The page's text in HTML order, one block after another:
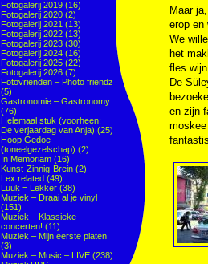
Fotogalerij 2019 (16)
Fotogalerij 2020 (2)
Fotogalerij 2021 (13)
Fotogalerij 2022 (13)
Fotogalerij 2023 (30)
Fotogalerij 2024 (16)
Fotogalerij 2025 (22)
Fotogalerij 2026 (7)
Fotovrienden – Photo friendz
(5)
Gastronomie – Gastronomy
(76)
Helemaal stuk (voorheen:
De verjaardag van Anja) (25)
Hoop Gedoe
(toneelgezelschap) (2)
In Memoriam (16)
Kunst-Zinnig-Brein (2)
Lex related (49)
Luuk = Lekker (38)
Muziek – Draai al je vinyl
(151)
Muziek – Klassieke
concerten! (11)
Muziek – Mijn eerste platen
(3)
Muziek – Music – LIVE (238)
Maar
erop en
We
het
fles
De
en zijn